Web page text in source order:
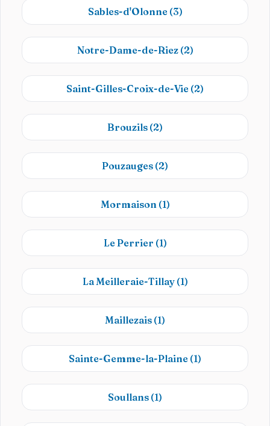
Sables-d'Olonne (3)
Notre-Dame-de-Riez (2)
Saint-Gilles-Croix-de-Vie (2)
Brouzils (2)
Pouzauges (2)
Mormaison (1)
Le Perrier (1)
La Meilleraie-Tillay (1)
Maillezais (1)
Sainte-Gemme-la-Plaine (1)
Soullans (1)